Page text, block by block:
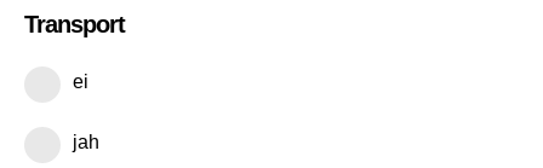
Transport
ei
jah